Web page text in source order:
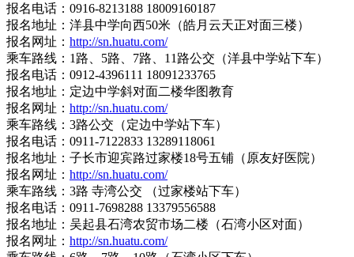
报名电话：0916-8213188 18009160187
报名地址：洋县中学向西50米（皓月云天正对面三楼）
报名网址： http://sn.huatu.com/
乘车路线：1路、5路、7路、11路公交（洋县中学站下车）
报名电话：0912-4396111 18091233765
报名地址：定边中学斜对面二楼华图教育
报名网址： http://sn.huatu.com/
乘车路线：3路公交（定边中学站下车）
报名电话：0911-7122833 13289118061
报名地址：子长市迎宾路过家楼18号五铺（原友好医院）
报名网址： http://sn.huatu.com/
乘车路线：3路 寺湾公交 （过家楼站下车）
报名电话：0911-7698288 13379556588
报名地址：吴起县石湾农贸市场二楼（石湾小区对面）
报名网址： http://sn.huatu.com/